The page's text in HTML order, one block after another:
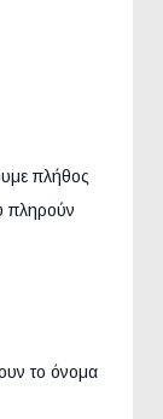
πλήθος
πληρούν
το όνομα